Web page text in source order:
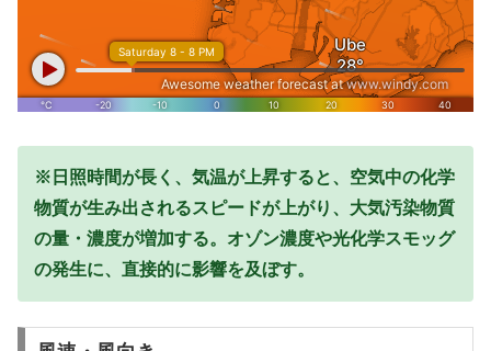
※日照時間が長く、気温が上昇すると、空気中の化学
物質が生み出されるスピードが上がり、大気汚染物質
の量・濃度が増加する。オゾン濃度や光化学スモッグ
の発生に、直接的に影響を及ぼす。